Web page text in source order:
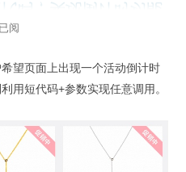
阅
望页面上出现一个活动倒计时
用短代码+参数实现任意调用。